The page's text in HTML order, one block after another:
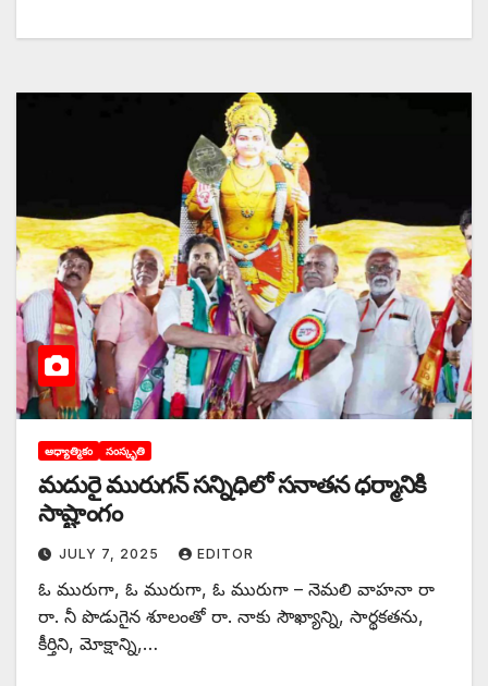
ఆధ్యాత్మికం సంస్కృతి
మదురై మురుగన్‌ ‌సన్నిధిలో సనాతన ధర్మానికి
సాష్టాంగం
JULY 7, 2025 EDITOR
ఓ ‌మురుగా, ఓ మురుగా, ఓ మురుగా – నెమలి వాహనా రా
రా. నీ పొడుగైన శూలంతో రా. నాకు సౌఖ్యాన్ని, సార్థకతను,
కీర్తిని, మోక్షాన్ని,…